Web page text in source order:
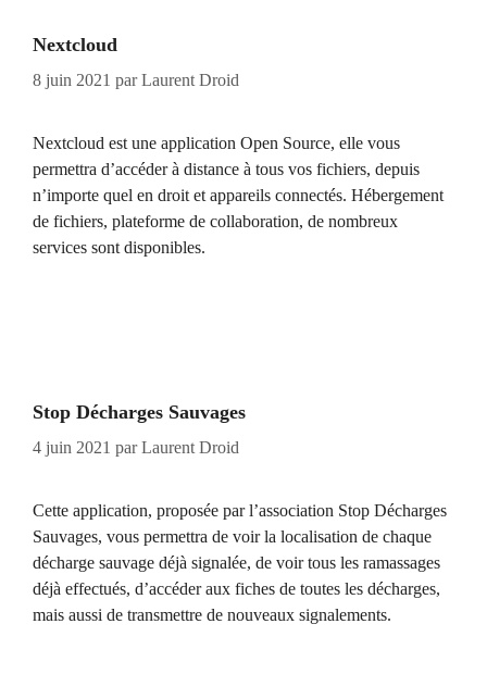
Nextcloud
8 juin 2021 parLaurent Droid
Nextcloud est une application Open Source, elle vous
permettra d’accéder à distance à tous vos fichiers, depuis
n’importe quel en droit et appareils connectés. Hébergement
de fichiers, plateforme de collaboration, de nombreux
services sont disponibles.
Stop Décharges Sauvages
4 juin 2021 parLaurent Droid
Cette application, proposée par l’association Stop Décharges
Sauvages, vous permettra de voir la localisation de chaque
décharge sauvage déjà signalée, de voir tous les ramassages
déjà effectués, d’accéder aux fiches de toutes les décharges,
mais aussi de transmettre de nouveaux signalements.